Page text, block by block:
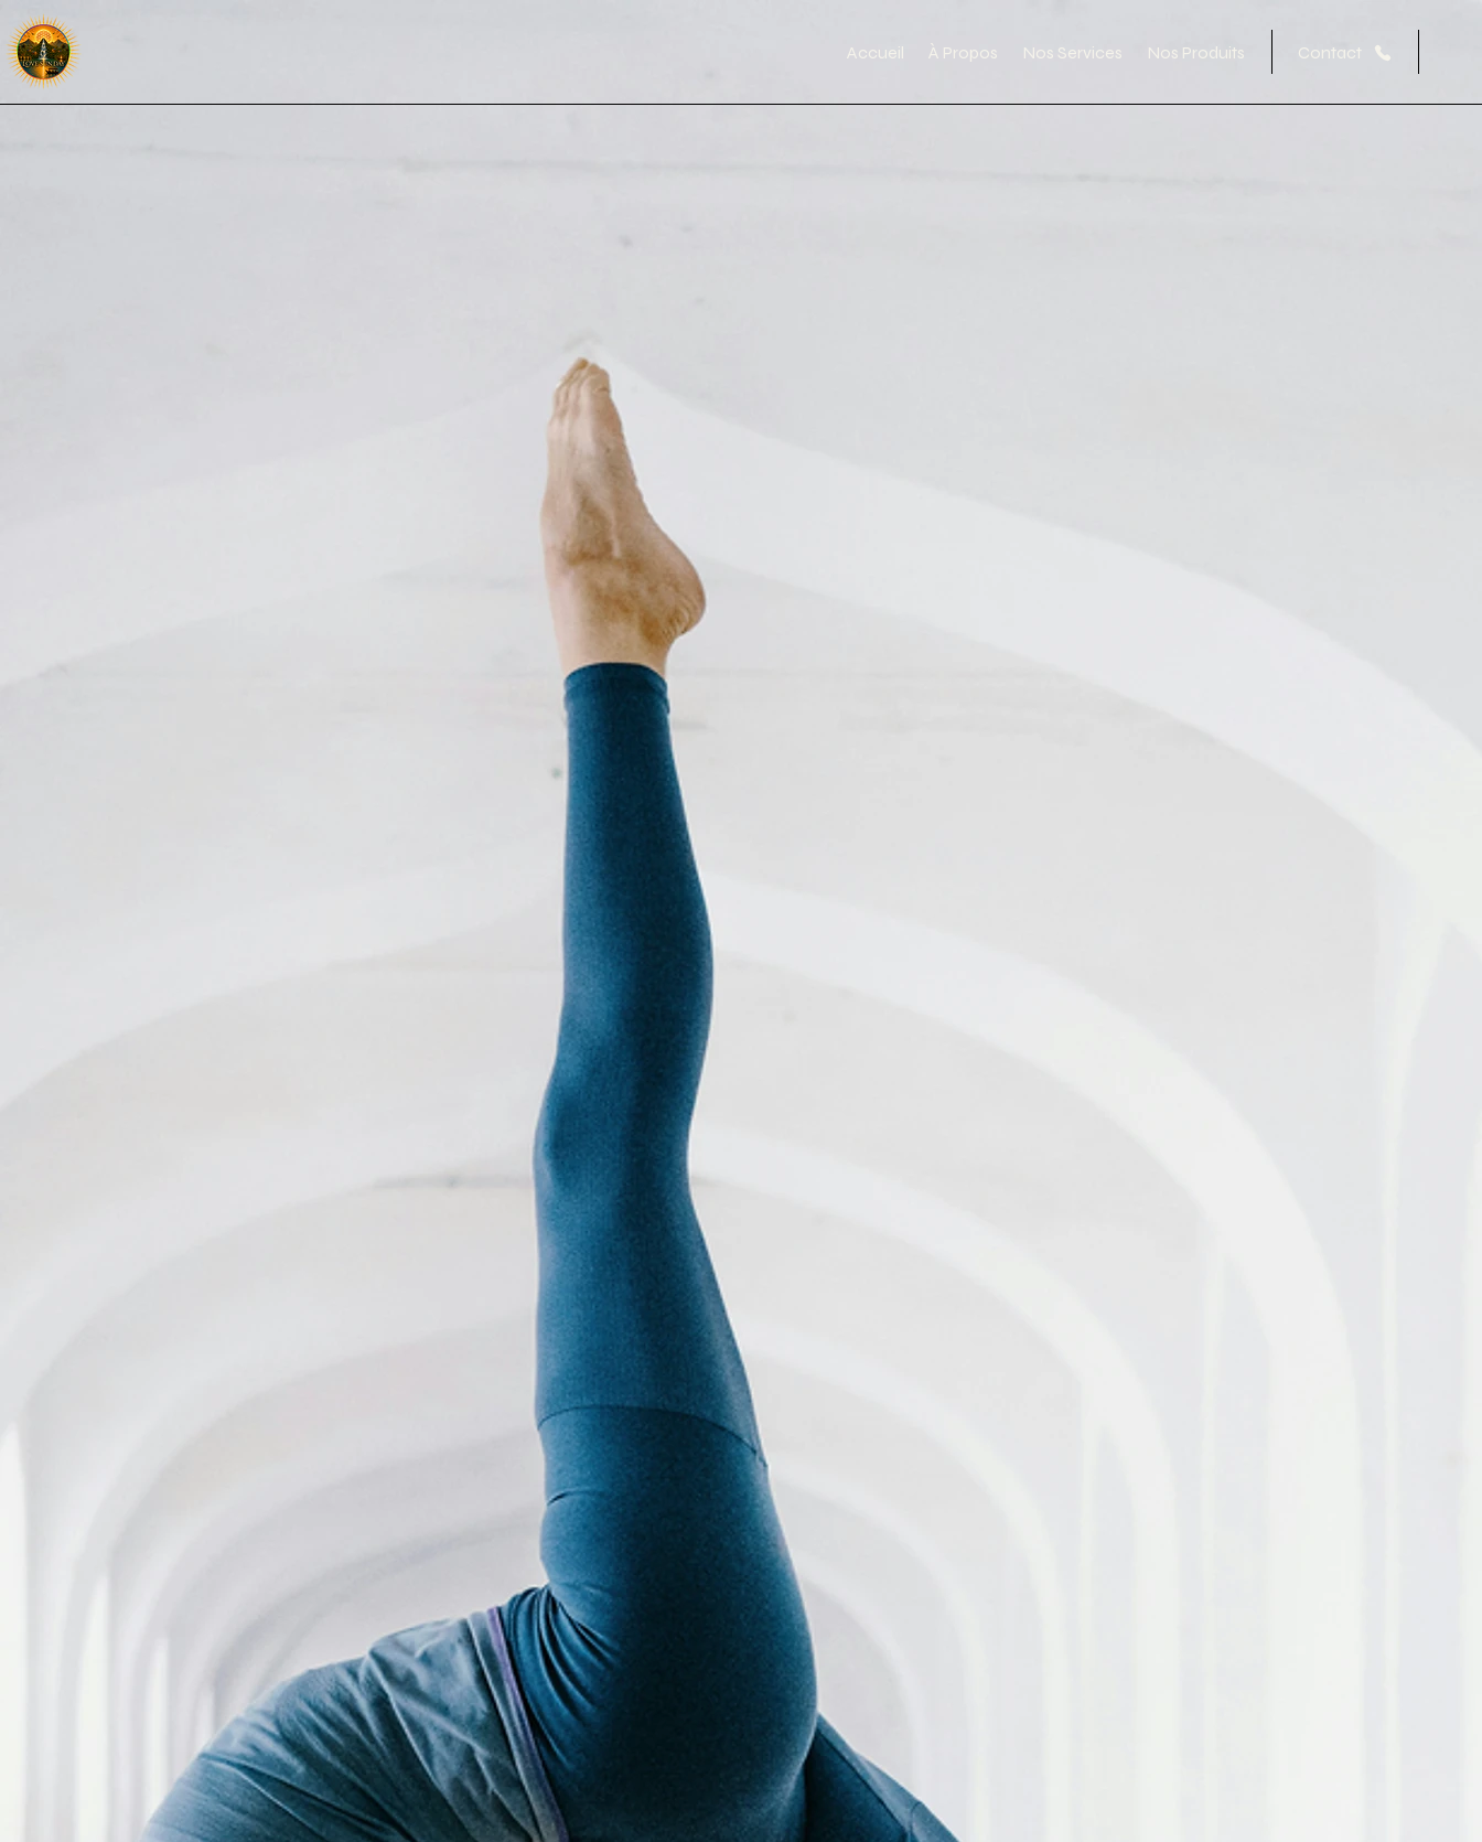
Accueil À Propos Nos Services Nos Produits Contact